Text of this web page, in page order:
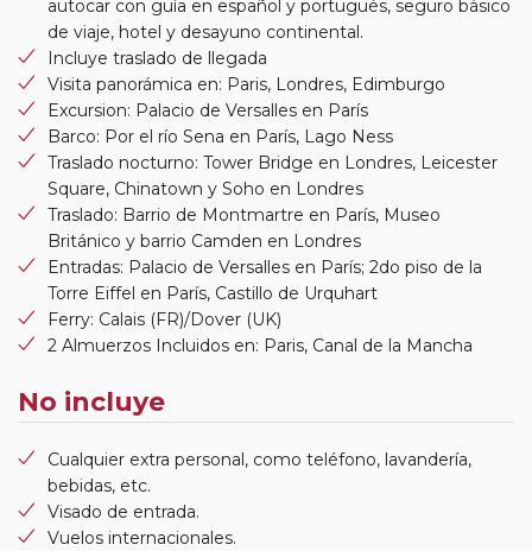
autocar con guía en español y portugués, seguro básico
de viaje, hotel y desayuno continental.
Incluye traslado de llegada
Visita panorámica en: Paris, Londres, Edimburgo
Excursion: Palacio de Versalles en París
Barco: Por el río Sena en París, Lago Ness
Traslado nocturno: Tower Bridge en Londres, Leicester
Square, Chinatown y Soho en Londres
Traslado: Barrio de Montmartre en París, Museo
Británico y barrio Camden en Londres
Entradas: Palacio de Versalles en París; 2do piso de la
Torre Eiffel en París, Castillo de Urquhart
Ferry: Calais (FR)/Dover (UK)
2 Almuerzos Incluidos en: Paris, Canal de la Mancha
No incluye
Cualquier extra personal, como teléfono, lavandería,
bebidas, etc.
Visado de entrada.
Vuelos internacionales.